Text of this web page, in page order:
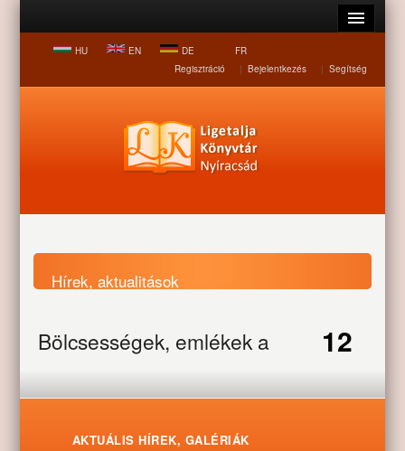
HU EN DE
FR
Regisztráció
| Bejelentkezés | Segítség
Hírek, aktualitások
Nyitólap Hírek, aktualitások
Bölcsességek, emlékek a
nyugdíjasok találkozóján
Bölcsességek, emlékek a
nyugdíjasok találkozóján
12
AKTUÁLIS HÍREK, GALÉRIÁK